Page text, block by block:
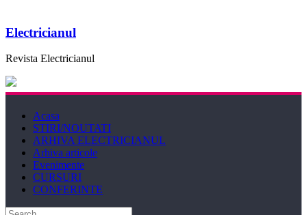
Electricianul
Revista Electricianul
Acasa
STIRI/NOUTATI
ARHIVA ELECTRICIANUL
Arhiva articole
Evenimente
CURSURI
CONFERINTE